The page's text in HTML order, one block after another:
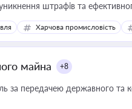
штрафів та
Харчова промисловість
майна +8
за передачею державного та